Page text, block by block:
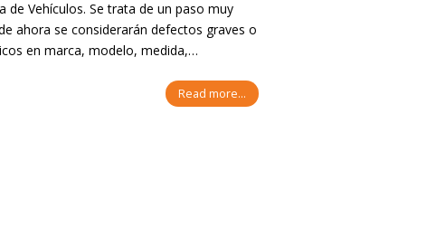
Vehículos. Se trata de un paso muy
ahora se considerarán defectos graves o
en marca, modelo, medida,…
Read more...